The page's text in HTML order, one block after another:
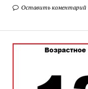
Оставить коментарий